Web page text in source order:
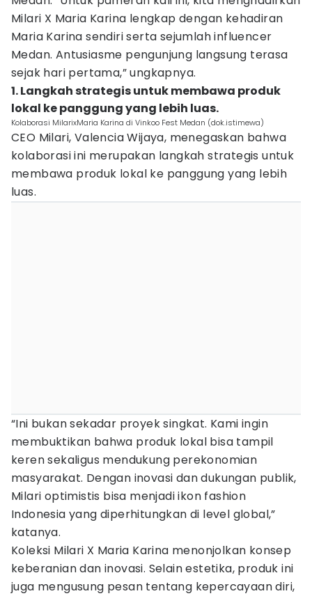
Milari X Maria Karina lengkap dengan kehadiran
Maria Karina sendiri serta sejumlah influencer
Medan. Antusiasme pengunjung langsung terasa
sejak hari pertama,” ungkapnya.
1. Langkah strategis untuk membawa produk
lokal ke panggung yang lebih luas.
Kolaborasi MilarixMaria Karina di Vinkoo Fest Medan (dok.istimewa)
CEO Milari, Valencia Wijaya, menegaskan bahwa
kolaborasi ini merupakan langkah strategis untuk
membawa produk lokal ke panggung yang lebih
luas.
“Ini bukan sekadar proyek singkat. Kami ingin
membuktikan bahwa produk lokal bisa tampil
keren sekaligus mendukung perekonomian
masyarakat. Dengan inovasi dan dukungan publik,
Milari optimistis bisa menjadi ikon fashion
Indonesia yang diperhitungkan di level global,”
katanya.
Koleksi Milari X Maria Karina menonjolkan konsep
keberanian dan inovasi. Selain estetika, produk ini
juga mengusung pesan tentang kepercayaan diri,